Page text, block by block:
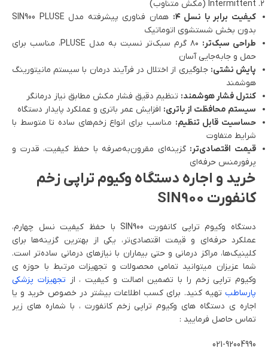
Intermittent (مکش متناوب)
کیفیت برابر با نسل ۴:
همان فناوری پیشرفته مدل SIN900 PLUSE
بدون بخش شستشوی اتوماتیک
طراحی سبک‌تر:
۸۰ گرم سبک‌تر نسبت به مدل PLUSE، مناسب برای
حمل و جابه‌جایی آسان
پایش نشتی: جلوگیری از اختلال در فرآیند درمان با سیستم مانیتورینگ
هوشمند
کنترل فشار هوشمند: تنظیم دقیق فشار مکش مطابق نیاز درمانگر
سیستم محافظت از باتری: افزایش عمر باتری و عملکرد پایدار دستگاه
حساسیت قابل تنظیم: مناسب برای انواع زخم‌های ساده تا متوسط با
شرایط متفاوت
قیمت اقتصادی‌تر: گزینه‌ای مقرون‌به‌صرفه با حفظ کیفیت، قدرت و
پرفورمنس حرفه‌ای
خرید و اجاره دستگاه وکیوم تراپی زخم
کانفورت SIN900
دستگاه وکیوم تراپی کانفورت SIN900 با حفظ کیفیت نسل چهارم،
عملکرد حرفه‌ای و قیمت اقتصادی‌تر، یکی از بهترین گزینه‌ها برای
کلینیک‌ها، مراکز درمانی و حتی بیماران با نیازهای درمانی ساده‌تر است.
شما عزیزان میتوانید تمامی محصولات و تجهیزات مرتبط با حوزه ی
وکیوم تراپی زخم را با تضمین اصالت و کیفیت ، از تجهیزات پزشکی
پارساطب تهیه کنید. برای کسب اطلاعات بیشتر در خصوص خرید و یا
اجاره ی دستگاه های وکیوم تراپی زخم کانفورت ، با شماره های زیر
تماس حاصل فرمایید :
021-92004990